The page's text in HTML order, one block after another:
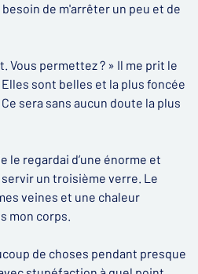
de m'arrêter un peu et de
Vous permettez ? » Il me prit le
sont belles et la plus foncée
sera sans aucun doute la plus
le regardai d’une énorme et
un troisième verre. Le
veines et une chaleur
mon corps.
de choses pendant presque